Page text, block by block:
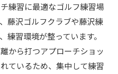
アプローチにあり！藤沢
ラス：効果的なアプロー
を目指す
練習に最適なゴルフ練習場
藤沢ゴルフクラブや藤沢練
練習環境が整っています。
から打つアプローチショッ
ているため、集中して練習